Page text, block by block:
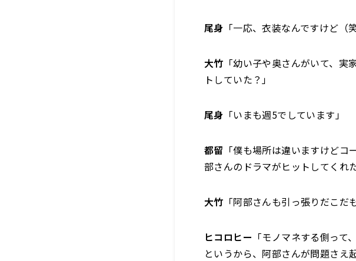
尾身 「一応、衣装なんですけど（
大竹 「幼い子や奥さんがいて、
トしていた？」
尾身 「いまも週5でしています」
都留 「僕も場所は違いますけど
部さんのドラマがヒットしてくれ
大竹 「阿部さんも引っ張りだこだ
ヒコロヒー 「モノマネする側っ
というから、阿部さんが問題さえ